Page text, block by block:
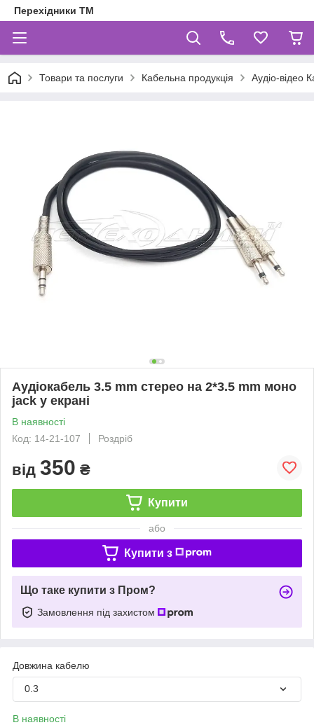
Перехідники ТМ
Товари та послуги Кабельна продукція Аудіо-відео
Аудіокабель 3.5 mm стерео на 2*3.5 mm моно
jack у екрані
В наявності
Код: 14-21-107
Роздріб
від 350 ₴
Купити
або
Купити з
Що таке купити з Пром?
Замовлення під захистом
Довжина кабелю
0.3
В наявності